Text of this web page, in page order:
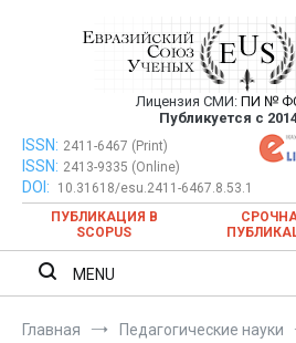
Евразийский
публикация
ежемесячном
Лицензия СМИ: ПИ №
Публикуется с
Евразийский Союз Ученых —
ежемесячном
ISSN: 2411-6467 (Print)
ISSN: 2413-9335 (Online)
DOI:
10.31618/esu.2411-6467.8.53.1
ПУБЛИКАЦИЯ В
SCOPUS
MENU
Главная
Педагогические науки